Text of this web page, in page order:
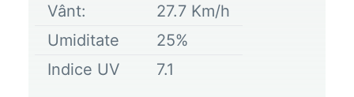
Vânt:
27.7 Km/h
Umiditate
25%
Indice UV
7.1